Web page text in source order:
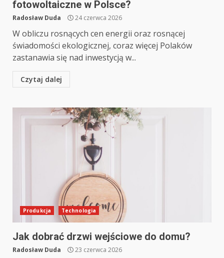
fotowoltaiczne w Polsce?
Radosław Duda 24 czerwca 2026
W obliczu rosnących cen energii oraz rosnącej
świadomości ekologicznej, coraz więcej Polaków
zastanawia się nad inwestycją w...
Czytaj dalej
Produkcja Technologia
Jak dobrać drzwi wejściowe do domu?
Radosław Duda 23 czerwca 2026